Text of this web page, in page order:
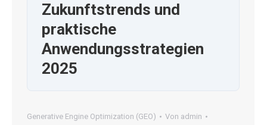
Zukunftstrends und
praktische
Anwendungsstrategien
2025
Generative Engine Optimization (GEO) Von admin